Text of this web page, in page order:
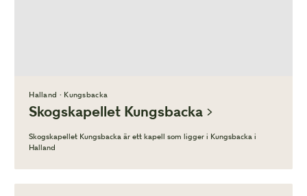
Halland · Kungsbacka
Skogskapellet Kungsbacka
Skogskapellet Kungsbacka är ett kapell som ligger i Kungsbacka i
Halland